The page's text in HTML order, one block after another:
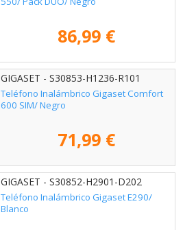
86,99 €
GIGASET - S30853-H1236-R101
Teléfono Inalámbrico Gigaset Comfort
600 SIM/ Negro
71,99 €
GIGASET - S30852-H2901-D202
Teléfono Inalámbrico Gigaset E290/
Blanco